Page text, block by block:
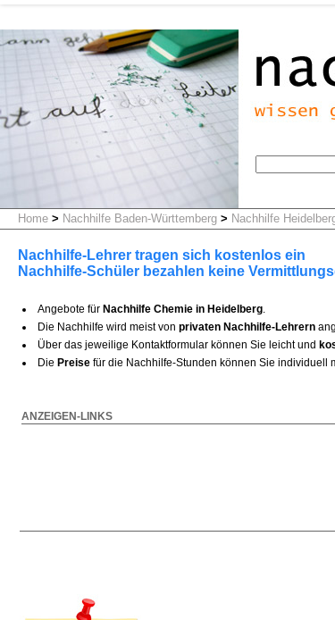
Home > Nachhilfe Baden-Württemberg > Nachhilfe
Nachhilfe-Lehrer tragen sich kostenlos ein
Nachhilfe-Schüler bezahlen keine
Angebote für Nachhilfe Chemie in Heidelberg.
Die Nachhilfe wird meist von privaten Nachhilfe-Lehrern
Über das jeweilige Kontaktformular können Sie leicht und
Die Preise für die Nachhilfe-Stunden können Sie individuell
ANZEIGEN-LINKS